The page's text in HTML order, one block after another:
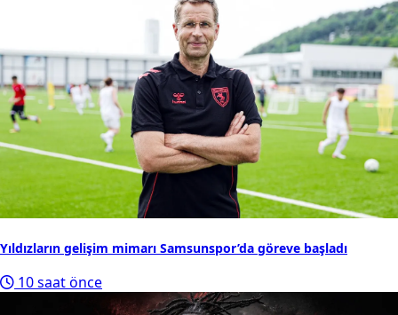
Yıldızların gelişim mimarı Samsunspor’da göreve başladı
10 saat önce